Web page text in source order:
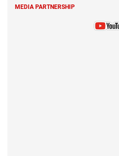
MEDIA PARTNERSHIP